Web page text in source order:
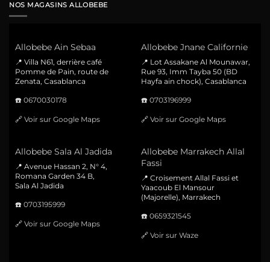
NOS MAGASINS ALLOBEBE
Allobebe Ain Sebaa
📍 Villa N61, derrière café
Pomme de Pain, route de
Zenata, Casablanca
☎️ 0670030178
🔗 Voir sur Google Maps
Allobebe Jnane Californie
📍 Lot Assakane Al Mounawar,
Rue 93, Imm Tayba 50 (BD
Hayfa ain chock), Casablanca
☎️ 0703196999
🔗 Voir sur Google Maps
Allobebe Sala Al Jadida
📍 Avenue Hassan 2, N° 4,
Romana Garden 34 B,
Sala Al Jadida
☎️ 0703195999
🔗 Voir sur Google Maps
Allobebe Marrakech Allal
Fassi
📍 Croisement Allal Fassi et
Yaacoub El Mansour
(Majorelle), Marrakech
☎️ 0659321545
🔗 Voir sur Waze